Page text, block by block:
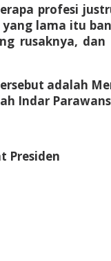
profesi
lama itu
rusaknya,
adalah
Indar
Presiden